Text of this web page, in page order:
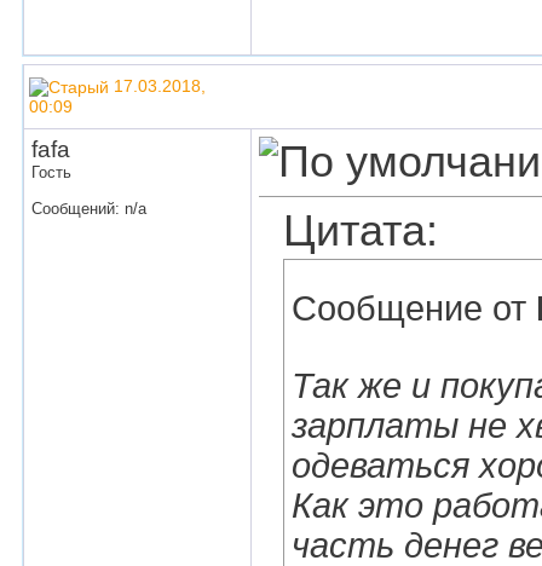
17.03.2018,
00:09
fafa
Гость
Сообщений: n/a
Цитата:
Сообщение от
Так же и
зарплаты не
одеваться
Как это
часть денег